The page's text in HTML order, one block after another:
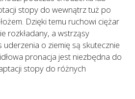
stopy do wewnątrz tuż po
Dzięki temu ruchowi ciężar
rozkładany, a wstrząsy
o ziemię są skutecznie
pronacja jest niezbędna do
stopy do różnych